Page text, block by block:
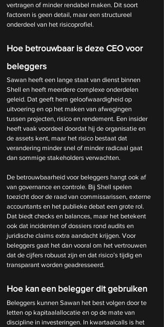
vertragen of minder rendabel maken. Dit soort
factoren is geen detail, maar een structureel
onderdeel van het risicoprofiel.
Hoe betrouwbaar is deze CEO voor
beleggers
Sawan heeft een lange staat van dienst binnen
Shell en heeft meerdere complexe onderdelen
geleid. Dat geeft hem geloofwaardigheid op
uitvoering en op het maken van afwegingen
tussen projecten, risico en rendement. Een insider
heeft vaak voordeel doordat hij de organisatie en
de assets kent, maar het risico bestaat dat
verandering minder snel of minder radicaal gaat
dan sommige stakeholders verwachten.
De betrouwbaarheid voor beleggers hangt ook af
van governance en controle. Bij Shell spelen
toezicht door de raad van commissarissen, externe
accountants en het publieke debat een grote rol.
Dat biedt checks en balances, maar het betekent
ook dat incidenten of dossiers rond audits en
juridische claims extra aandacht krijgen. Voor
beleggers gaat het dan vooral om het vertrouwen
dat de cijfers robuust zijn en dat risico’s tijdig en
transparant worden geadresseerd.
Hoe kan een belegger dit gebruiken
Beleggers kunnen Sawan het best volgen door te
letten op kapitaalallocatie en op de mate van
discipline in investeringen. In kwartaalcalls is het